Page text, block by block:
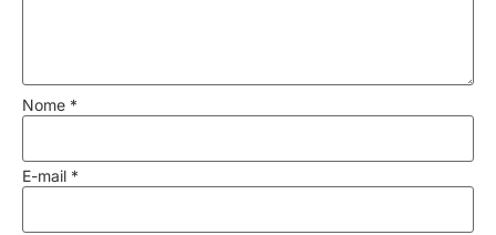
Nome *
E-mail *